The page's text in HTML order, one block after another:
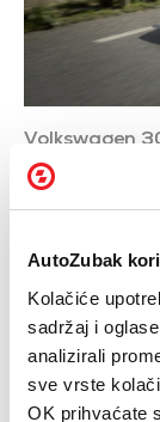
AutoZubak
Kolačiće
sadržaj i
analizirali
sve vrste
OK prihvaćate
Volkswagen
Puno
Polo